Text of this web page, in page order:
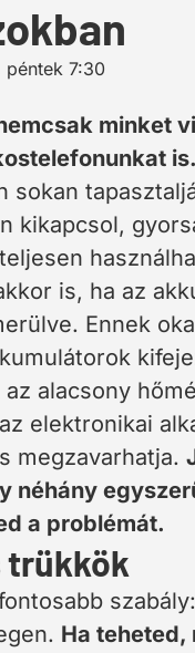
7:30
minket
is.
sokan
kikapcsol,
is, ha az
Ennek
alacsony
elektronikai
megzavarhatja.
néhány
a problémát.
trükkök
Ha teheted,